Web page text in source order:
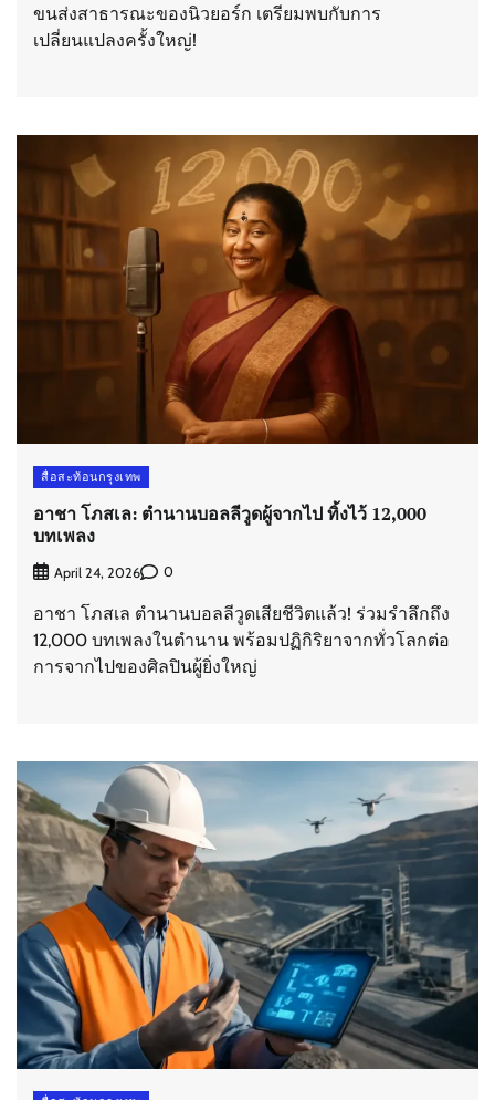
ขนส่งสาธารณะของนิวยอร์ก เตรียมพบกับการ
เปลี่ยนแปลงครั้งใหญ่!
สื่อสะท้อนกรุงเทพ
อาชา โภสเล: ตำนานบอลลีวูดผู้จากไป ทิ้งไว้ 12,000
บทเพลง
April 24, 2026 0
อาชา โภสเล ตำนานบอลลีวูดเสียชีวิตแล้ว! ร่วมรำลึกถึง
12,000 บทเพลงในตำนาน พร้อมปฏิกิริยาจากทั่วโลกต่อ
การจากไปของศิลปินผู้ยิ่งใหญ่